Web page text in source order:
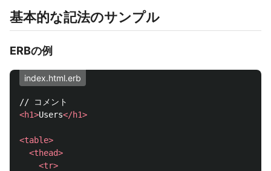
基本的な記法のサンプル
ERBの例
index.html.erb
<h1>Users</h1>
<table>
<thead>
<tr>